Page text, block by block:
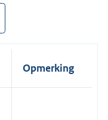
Opmerking